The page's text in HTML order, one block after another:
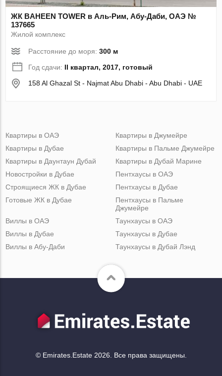
ЖК BAHEEN TOWER в Аль-Рим, Абу-Даби, ОАЭ №
137665
Жилой комплекс
Расстояние до моря:300 м
Год сдачи: II квартал, 2017, готовый
158 Al Ghazal St - Najmat Abu Dhabi - Abu Dhabi - UAE
Квартиры в ОАЭ
Квартиры в Дубае
Квартиры в Даунтаун Дубай
Квартиры в Джумейре
Квартиры в Пальме Джумейре
Квартиры в Дубай Марине
Новостройки в Дубае
Строящиеся ЖК в Дубае
Готовые ЖК в Дубае
Пентхаусы в ОАЭ
Пентхаусы в Дубае
Пентхаусы в Пальме
Джумейре
Виллы в ОАЭ
Виллы в Дубае
Виллы в Абу-Даби
Таунхаусы в ОАЭ
Таунхаусы в Дубае
Таунхаусы в Дубай Лэнд
© Emirates.Estate 2026. Все права защищены.